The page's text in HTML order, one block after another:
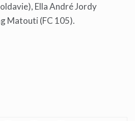
Ella André Jordy
Matouti (FC 105).